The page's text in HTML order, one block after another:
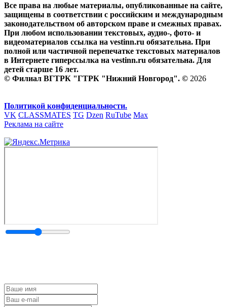
Все права на любые материалы, опубликованные на сайте,
защищены в соответствии с российским и международным
законодательством об авторском праве и смежных правах.
При любом использовании текстовых, аудио-, фото- и
видеоматериалов ссылка на vestinn.ru обязательна. При
полной или частичной перепечатке текстовых материалов
в Интернете гиперссылка на vestinn.ru обязательна. Для
детей старше 16 лет.
© Филиал ВГТРК "ГТРК "Нижний Новгород". © 2026
Политикой конфиденциальности.
VK CLASSMATES TG Dzen RuTube Max
Реклама на сайте